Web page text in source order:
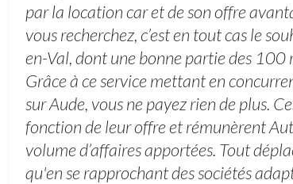
par la location car et de son offre
vous recherchez, c’est en tout cas le
en-Val, dont une bonne partie des
Grâce à ce service mettant en
sur Aude, vous ne payez rien de plus.
fonction de leur offre et rémunèrent
volume d’affaires apportées. Tout
qu'en se rapprochant des sociétés